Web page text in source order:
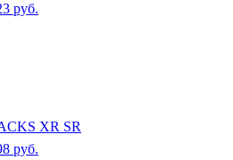
руб.
XR SR
руб.